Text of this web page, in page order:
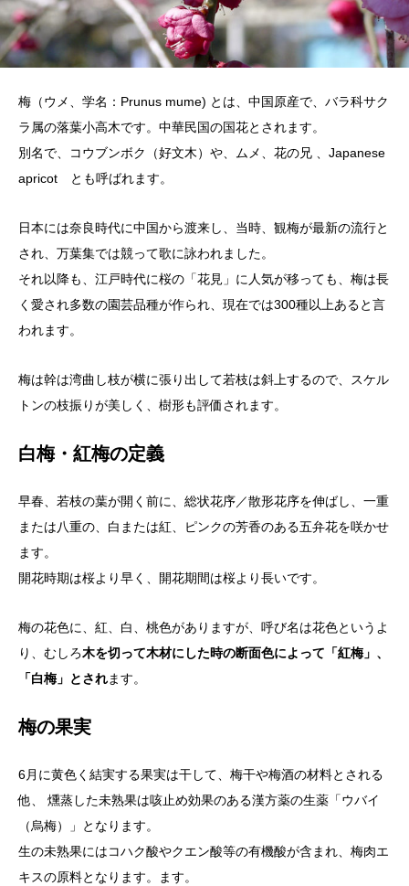
梅（ウメ、学名：Prunus mume) とは、中国原産で、バラ科サク
ラ属の落葉小高木です。中華民国の国花とされます。
別名で、コウブンボク（好文木）や、ムメ、花の兄 、Japanese
apricot とも呼ばれます。
日本には奈良時代に中国から渡来し、当時、観梅が最新の流行と
され、万葉集では競って歌に詠われました。
それ以降も、江戸時代に桜の「花見」に人気が移っても、梅は長
く愛され多数の園芸品種が作られ、現在では300種以上あると言
われます。
梅は幹は湾曲し枝が横に張り出して若枝は斜上するので、スケル
トンの枝振りが美しく、樹形も評価されます。
白梅・紅梅の定義
早春、若枝の葉が開く前に、総状花序／散形花序を伸ばし、一重
または八重の、白または紅、ピンクの芳香のある五弁花を咲かせ
ます。
開花時期は桜より早く、開花期間は桜より長いです。
梅の花色に、紅、白、桃色がありますが、呼び名は花色というよ
り、むしろ木を切って木材にした時の断面色によって「紅梅」、
「白梅」とされます。
梅の果実
6月に黄色く結実する果実は干して、梅干や梅酒の材料とされる
他、 燻蒸した未熟果は咳止め効果のある漢方薬の生薬「ウバイ
（烏梅）」となります。
生の未熟果にはコハク酸やクエン酸等の有機酸が含まれ、梅肉エ
キスの原料となります。ます。